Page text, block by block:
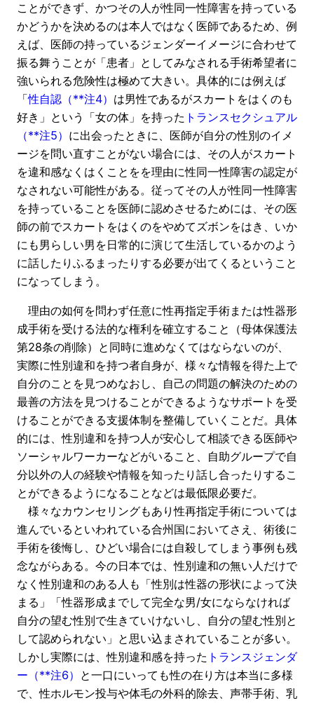
ことができず、かつその人が性同一性障害を持っている
かどうかを決めるのは本人ではなく医師であるため、例
えば、医師の持っているジェンダーイメージに合わせて
振る舞うことが「患者」としてみなされる手術希望者に
強いられる危険性は極めて大きい。具体的には例えば
「性自認（**注4） は男性であるがスカートをはくのも
好き」という「女の体」を持った トランスセクシュアル
（**注5） に出会ったときに、医師が自分の性別のイメ
ージを問い直すことがない場合には、その人がスカート
を違和感なくはくことをを理由に性同一性障害の認定が
なされない可能性がある。従ってその人が性同一性障害
を持っていることを医師に認めさせるためには、その医
師の前でスカートをはくのをやめてズボンをはき、いか
にも男らしい男を日常的に演じて生活しているかのよう
に話したりふるまったりする必要が出てくるということ
になってしまう。
理由の如何を問わず任意に性再指定手術または性器形
成手術を受ける法的な権利を確立すること（母体保護法
第28条の削除）と同時に進めなくてはならないのが、
実際に性別違和を持つ者自身が、様々な情報を得た上で
自分のことを見つめなおし、自己の問題の解決のための
最善の方法を見つけることができるようなサポートを受
けることができる支援体制を整備していくことだ。具体
的には、性別違和を持つ人が安心して相談できる医師や
ソーシャルワーカーなどがいること、自助グループで自
分以外の人の経験や情報を知ったり話し合ったりするこ
とができるようになることなどは最低限必要だ。
様々なカウンセリングもあり性再指定手術については
進んでいるといわれている合州国においてさえ、術後に
手術を後悔し、ひどい場合には自殺してしまう事例も残
念ながらある。今の日本では、性別違和の無い人だけで
なく性別違和のある人も「性別は性器の形状によって決
まる」「性器形成までして完全な男/女にならなければ
自分の望む性別で生きていけないし、自分の望む性別と
して認められない」と思い込まされていることが多い。
しかし実際には、性別違和感を持った トランスジェンダ
ー（**注6） と一口にいっても性の在り方は本当に多様
で、性ホルモン投与や体毛の外科的除去、声帯手術、乳